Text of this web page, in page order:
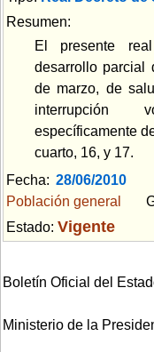
Resumen:
El presente
desarrollo parcial
de marzo, de
interrupción
específicamente
cuarto, 16, y 17.
Fecha:28/06/2010
Población general
Estado: Vigente
Boletín Oficial del
Ministerio de la